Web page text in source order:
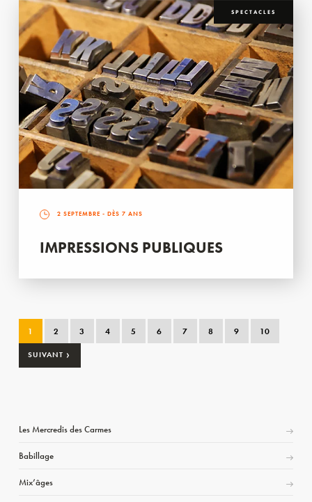
SPECTACLES
2 SEPTEMBRE - DÈS 7 ANS
IMPRESSIONS PUBLIQUES
1 2 3 4 5 6 7 8 9 10
SUIVANT ›
Les Mercredis des Carmes
Babillage
Mix’âges